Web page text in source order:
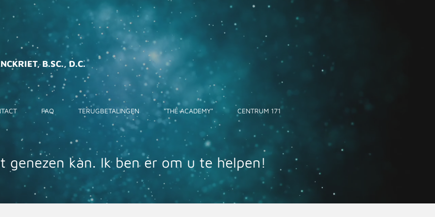
B.SC., D.C.
FAQ TERUGBETALINGEN "THE ACADEMY" CENTRUM 171
genezen kàn. Ik ben er om u te helpen!